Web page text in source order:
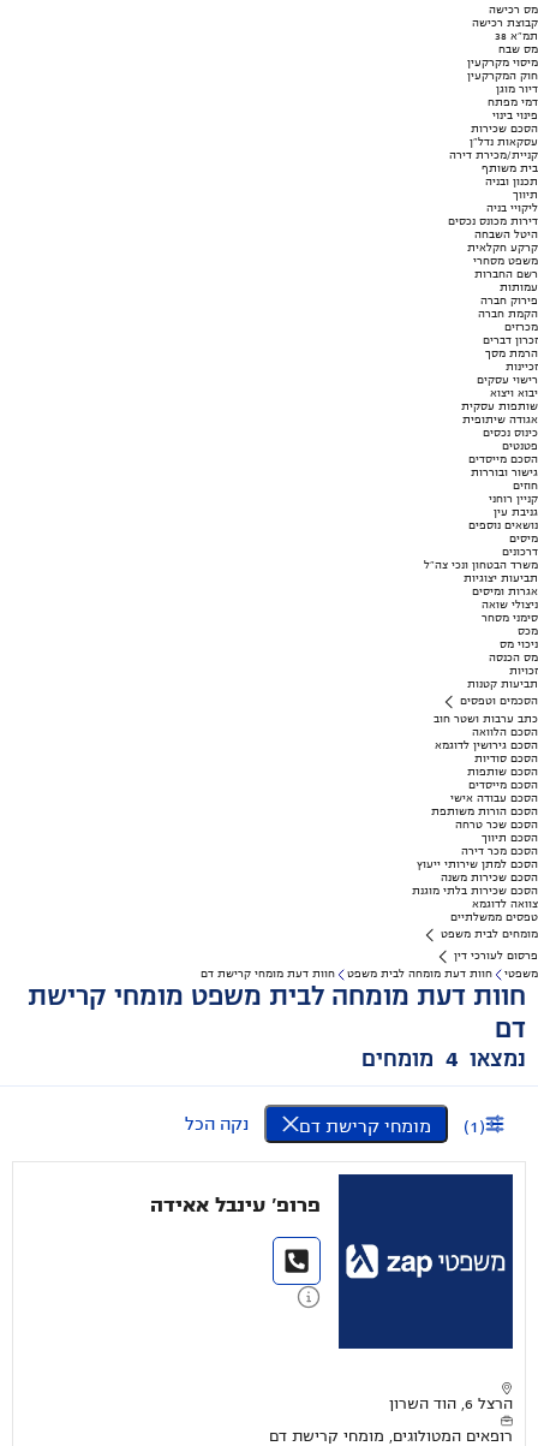
מס רכישה
קבוצת רכישה
תמ"א 38
מס שבח
מיסוי מקרקעין
חוק המקרקעין
דיור מוגן
דמי מפתח
פינוי בינוי
הסכם שכירות
עסקאות נדל"ן
קניית/מכירת דירה
בית משותף
תכנון ובניה
תיווך
ליקויי בניה
דירות מכונס נכסים
היטל השבחה
קרקע חקלאית
משפט מסחרי
רשם החברות
עמותות
פירוק חברה
הקמת חברה
מכרזים
זכרון דברים
הרמת מסך
זכיינות
רישוי עסקים
יבוא ויצוא
שותפות עסקית
אגודה שיתופית
כינוס נכסים
פטנטים
הסכם מייסדים
גישור ובוררות
חוזים
קניין רוחני
גניבת עין
נושאים נוספים
מיסים
דרכונים
משרד הבטחון ונכי צה"ל
תביעות יצוגיות
אגרות ומיסים
ניצולי שואה
סימני מסחר
מכס
ניכוי מס
מס הכנסה
זכויות
תביעות קטנות
הסכמים וטפסים
כתב ערבות ושטר חוב
הסכם הלוואה
הסכם גירושין לדוגמא
הסכם סודיות
הסכם שותפות
הסכם מייסדים
הסכם עבודה אישי
הסכם הורות משותפת
הסכם שכר טרחה
הסכם תיווך
הסכם מכר דירה
הסכם למתן שירותי ייעוץ
הסכם שכירות משנה
הסכם שכירות בלתי מוגנת
צוואה לדוגמא
טפסים ממשלתיים
מומחים לבית משפט
פרסום לעורכי דין
משפטי
חוות דעת מומחה לבית משפט חוות דעת מומחי קרישת דם
חוות דעת מומחה לבית משפט מומחי קרישת
דם
נמצאו 4 מומחים
(
1
) מומחי קרישת דם נקה הכל
פרופ' עינבל אאידה
הרצל 6, הוד השרון
רופאים המטולוגים, מומחי קרישת דם